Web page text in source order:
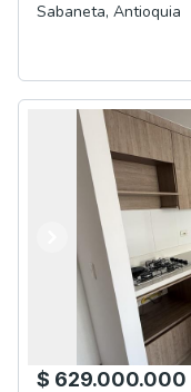
Sabaneta, Antioquia
Anterior
Siguiente
$ 629.000.000